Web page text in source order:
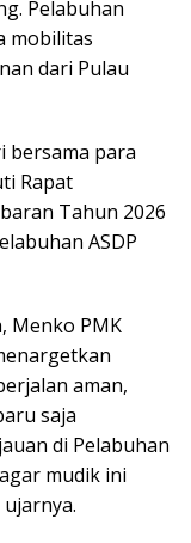
Pelabuhan
mobilitas
dari Pulau
bersama para
Rapat
Tahun 2026
ASDP
Menko PMK
aman,
saja
di Pelabuhan
mudik ini
ujarnya.